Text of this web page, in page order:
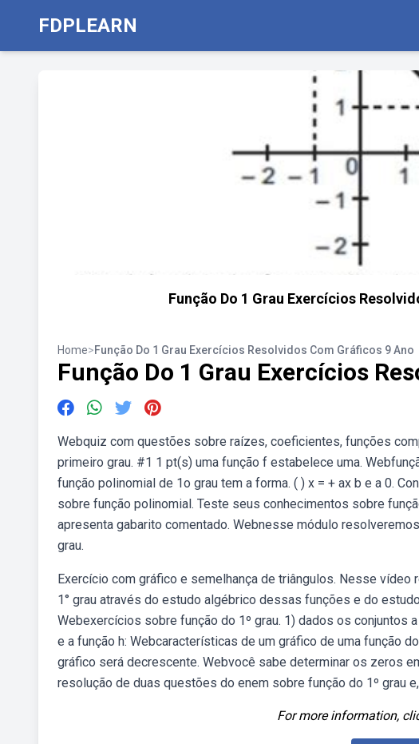
FDPLEARN
Função Do 1 Grau Exercícios
Home>Função Do 1 Grau Exercícios Resolvidos Com Gráficos 9 Ano
Função Do 1 Grau Exercícios
Webquiz com questões sobre raízes, coeficientes, funções
primeiro grau. #1 1 pt(s) uma função f estabelece uma.
função polinomial de 1o grau tem a forma. ( ) x = + ax b e a 0.
sobre função polinomial. Teste seus conhecimentos sobre
apresenta gabarito comentado. Webnesse módulo
grau.
Exercício com gráfico e semelhança de triângulos. Nesse vídeo
1° grau através do estudo algébrico dessas funções e do
Webexercícios sobre função do 1º grau. 1) dados os conjuntos
e a função h: Webcaracterísticas de um gráfico de uma função
gráfico será decrescente. Webvocê sabe determinar os zeros
resolução de duas questões do enem sobre função do 1º grau
For more information,